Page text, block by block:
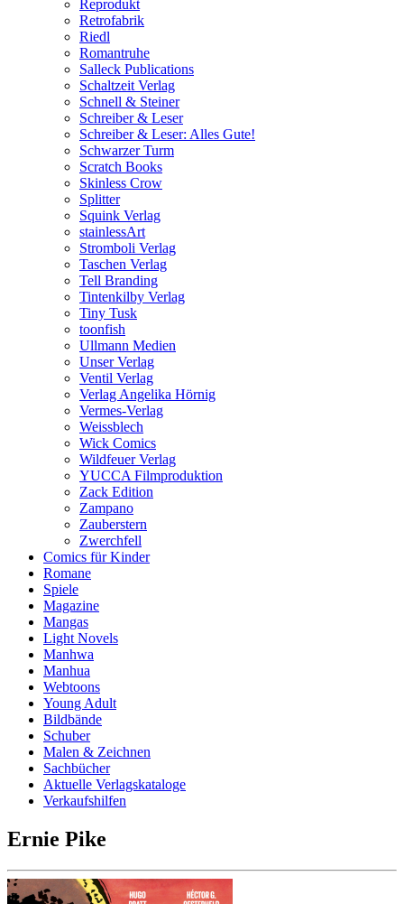
Reprodukt
Retrofabrik
Riedl
Romantruhe
Salleck Publications
Schaltzeit Verlag
Schnell & Steiner
Schreiber & Leser
Schreiber & Leser: Alles Gute!
Schwarzer Turm
Scratch Books
Skinless Crow
Splitter
Squink Verlag
stainlessArt
Stromboli Verlag
Taschen Verlag
Tell Branding
Tintenkilby Verlag
Tiny Tusk
toonfish
Ullmann Medien
Unser Verlag
Ventil Verlag
Verlag Angelika Hörnig
Vermes-Verlag
Weissblech
Wick Comics
Wildfeuer Verlag
YUCCA Filmproduktion
Zack Edition
Zampano
Zauberstern
Zwerchfell
Comics für Kinder
Romane
Spiele
Magazine
Mangas
Light Novels
Manhwa
Manhua
Webtoons
Young Adult
Bildbände
Schuber
Malen & Zeichnen
Sachbücher
Aktuelle Verlagskataloge
Verkaufshilfen
Ernie Pike